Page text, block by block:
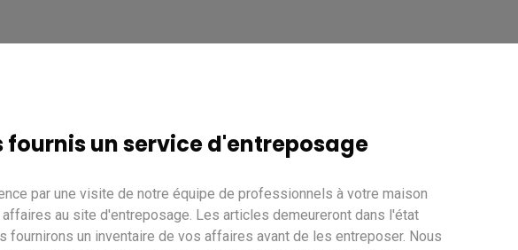
un service d'entreposage
par une visite de notre équipe de professionnels à votre maison
au site d'entreposage. Les articles demeureront dans l'état
fournirons un inventaire de vos affaires avant de les entreposer. Nous